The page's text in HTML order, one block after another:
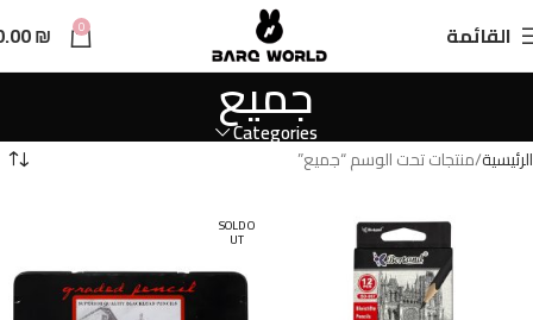
القائمة 0
₪
جميع
Categories
الرئيسية منتجات تحت الوسم “جميع”
SOLD O
UT